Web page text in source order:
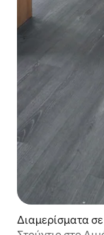
Διαμερίσματα